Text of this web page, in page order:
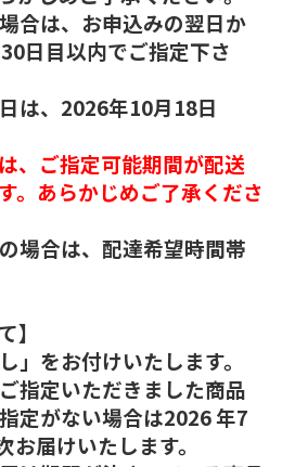
合は、お申込みの翌日か
日目以内でご指定下さ
は、2026年10月18日
、ご指定可能期間が配送
。あらかじめご了承くださ
場合は、配達希望時間帯
】
をお付けいたします。
指定いただきました商品
定がない場合は2026 年7
届けいたします。